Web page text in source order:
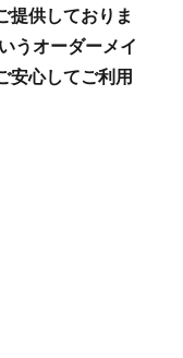
提供しておりま
うオーダーメイ
安心してご利用